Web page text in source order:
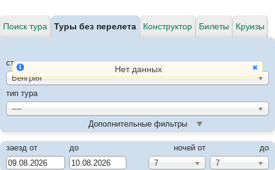
Поиск тура Туры без перелета Конструктор Билеты Круизы
страна
Венгрия
тип тура
----
Дополнительные фильтры
заезд от
ночей от
7
до
до
7
Нет данных